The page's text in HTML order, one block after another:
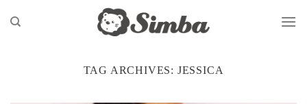
TAG ARCHIVES: JESSICA